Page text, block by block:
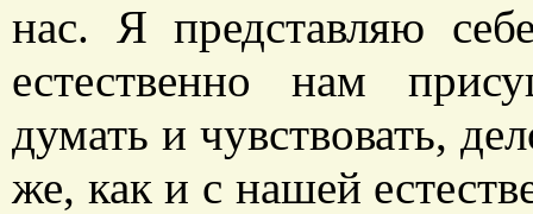
нас. Я представляю
естественно нам
думать и чувствовать,
же, как и с нашей